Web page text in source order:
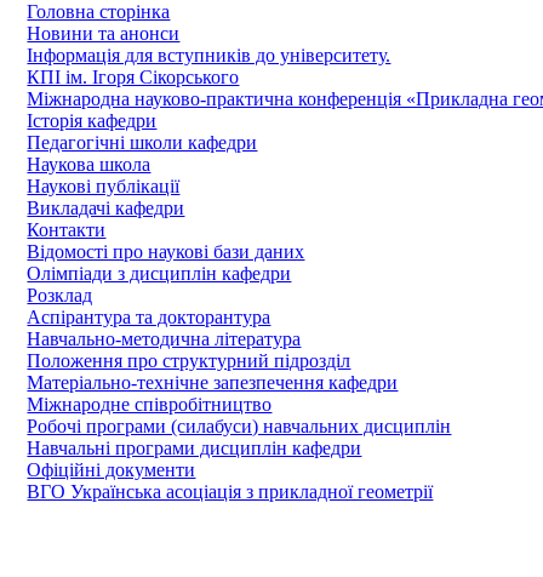
Головна сторінка
Новини та анонси
Інформація для вступників до університету.
КПІ ім. Ігоря Сікорського
Міжнародна науково-практична конференція «Прикладна
Історія кафедри
Педагогічні школи кафедри
Наукова школа
Наукові публікації
Викладачі кафедри
Контакти
Відомості про наукові бази даних
Олімпіади з дисциплін кафедри
Розклад
Аспірантура та докторантура
Навчально-методична література
Положення про структурний підрозділ
Матеріально-технічне запезпечення кафедри
Міжнародне співробітництво
Робочі програми (силабуси) навчальних дисциплін
Навчальні програми дисциплін кафедри
Офіційні документи
ВГО Українська асоціація з прикладної геометрії